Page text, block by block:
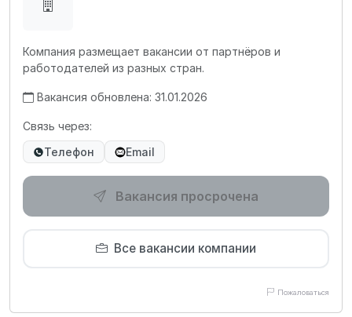
Компания размещает вакансии от партнёров и
работодателей из разных стран.
Вакансия обновлена: 31.01.2026
Связь через:
Телефон
Email
Вакансия просрочена
Все вакансии компании
Пожаловаться